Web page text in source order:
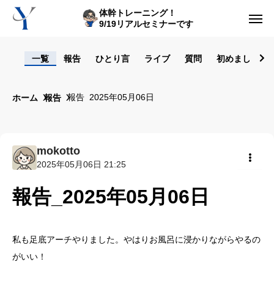
体幹トレーニング！
9/19リアルセミナーです
一覧 報告 ひとり言 ライブ 質問 初めまして！
ホーム 報告 報告_2025年05月06日
mokotto
2025年05月06日 21:25
報告_2025年05月06日
私も足底アーチやりました。やはりお風呂に浸かりながらやるの
がいい！
ライブレッスン
入会方法
トップ画面ガイド